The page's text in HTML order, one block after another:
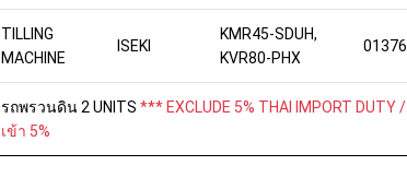
TILLING
MACHINE
ISEKI
KMR45-SDUH,
KVR80-PHX
รถพรวนดิน 2 UNITS *** EXCLUDE 5% THAI IMPORT
เข้า 5%